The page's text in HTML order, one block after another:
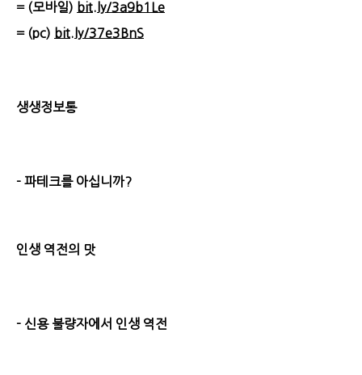
= (모바일) bit.ly/3a9b1Le
= (pc) bit.ly/37e3BnS
생생정보통
- 파테크를 아십니까?
인생 역전의 맛
- 신용 불량자에서 인생 역전